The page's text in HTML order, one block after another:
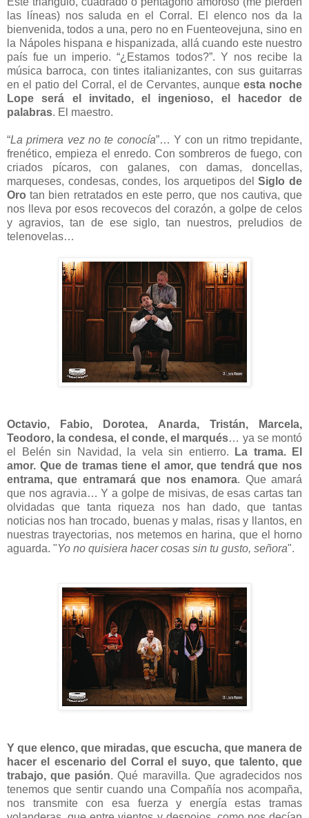
las líneas) nos saluda en el Corral. El elenco nos da la
bienvenida, todos a una, pero no en Fuenteovejuna, sino en
la Nápoles hispana e hispanizada, allá cuando este nuestro
país fue un imperio. “¿Estamos todos?”. Y nos recibe la
música barroca, con tintes italianizantes, con sus guitarras
en el patio del Corral, el de Cervantes, aunque esta noche
Lope será el invitado, el ingenioso, el hacedor de
palabras. El maestro.
“La primera vez no te conocía”… Y con un ritmo trepidante,
frenético, empieza el enredo. Con sombreros de fuego, con
criados pícaros, con galanes, con damas, doncellas,
marqueses, condesas, condes, los arquetipos delSiglo de
Oro tan bien retratados en este perro, que nos cautiva, que
nos lleva por esos recovecos del corazón, a golpe de celos
y agravios, tan de ese siglo, tan nuestros, preludios de
telenovelas…
Octavio, Fabio, Dorotea, Anarda, Tristán, Marcela,
Teodoro, la condesa, el conde, el marqués… ya se montó
el Belén sin Navidad, la vela sin entierro.
La trama. El
amor. Que de tramas tiene el amor, que tendrá que nos
entrama, que entramará que nos enamora. Que amará
que nos agravia… Y a golpe de misivas, de esas cartas tan
olvidadas que tanta riqueza nos han dado, que tantas
noticias nos han trocado, buenas y malas, risas y llantos, en
nuestras trayectorias, nos metemos en harina, que el horno
aguarda. "Yo no quisiera hacer cosas sin tu gusto, señora".
Y que elenco, que miradas, que escucha, que manera de
hacer el escenario del Corral el suyo, que talento, que
trabajo, que pasión. Qué maravilla. Que agradecidos nos
tenemos que sentir cuando una Compañía nos acompaña,
nos transmite con esa fuerza y energía estas tramas